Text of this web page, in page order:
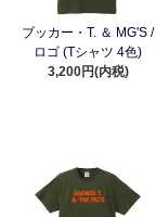
ブッカー・T. ＆ MG'S /
ロゴ (Tシャツ 4色)
3,200円(内税)